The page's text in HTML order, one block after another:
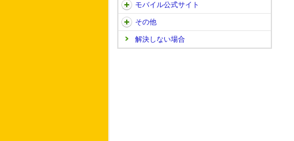
モバイル公式サイト
その他
解決しない場合